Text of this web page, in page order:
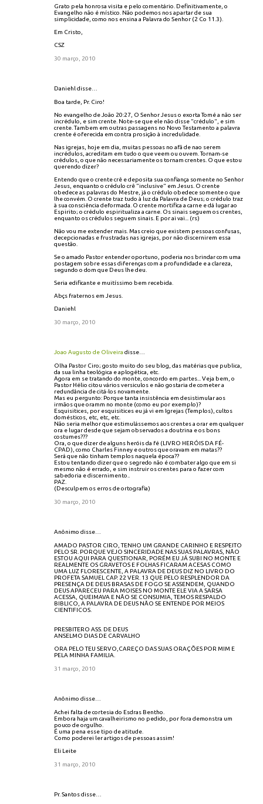
Grato pela honrosa visita e pelo comentário. Definitivamente, o
Evangelho não é místico. Não podemos nos apartar de sua
simplicidade, como nos ensina a Palavra do Senhor (2 Co 11.3).
Em Cristo,
CSZ
30 março, 2010
Daniehl disse…
Boa tarde, Pr. Ciro!
No evangelho de João 20:27, O Senhor Jesus o exorta Tomé a não ser
incrédulo, e sim crente. Note-se que ele não disse "crédulo", e sim
crente. Tambem em outras passagens no Novo Testamento a palavra
crente é oferecida em contra prosição à incredulidade.
Nas igrejas, hoje em dia, muitas pessoas no afã de nao serem
incrédulos, acreditam em tudo o que veem ou ouvem. Tornam-se
crédulos, o que não necessariamente os tornam crentes. O que estou
querendo dizer?
Entendo que o crente crê e deposita sua confiança somente no Senhor
Jesus, enquanto o crédulo crê "inclusive" em Jesus. O crente
obedece as palavras do Mestre, já o crédulo obedece somente o que
lhe convém. O crente traz tudo à luz da Palavra de Deus; o crédulo traz
à sua consciência deformada. O crente mortifica a carne e dá lugar ao
Espirito; o crédulo espiritualiza a carne. Os sinais seguem os crentes,
enquanto os crédulos seguem sinais. E por ai vai... (rs)
Não vou me extender mais. Mas creio que existem pessoas confusas,
decepcionadas e frustradas nas igrejas, por não discernirem essa
questão.
Se o amado Pastor entender oportuno, poderia nos brindar com uma
postagem sobre essas diferenças com a profundidade e a clareza,
segundo o dom que Deus lhe deu.
Seria edificante e muitíssimo bem recebida.
Abçs fraternos em Jesus.
Daniehl
30 março, 2010
Joao Augusto de Oliveira disse…
Olha Pastor Ciro; gosto muito do seu blog, das matérias que publica,
da sua linha teológica e aplogética, etc.
Agora em se tratando do monte, concordo em partes... Veja bem, o
Pastor Hélio citou vários versiculos e não gostaria de cometer a
redundância de citá-los novamente.
Mas eu pergunto: Porque tanta insistência em desistimular aos
irmãos que oramm no monte (como eu por exemplo)?
Esquisitices, por esquisitices eu já vi em Igrejas (Templos), cultos
domésticos, etc, etc, etc.
Não seria melhor que estimulássemos aos crentes a orar em qualquer
ora e lugar desde que sejam observados a doutrina e os bons
costumes???
Ora, o que dizer de alguns heróis da fé (LIVRO HERÓIS DA FÉ-
CPAD), como Charles Finney e outros que oravam em matas??
Será que não tinham templos naquela época??
Estou tentando dizer que o segredo não é combater algo que em si
mesmo não é errado, e sim instruir os crentes para o fazer com
sabedoria e discernimento..
PAZ.
(Desculpem os erros de ortografia)
30 março, 2010
Anônimo disse…
AMADO PASTOR CIRO, TENHO UM GRANDE CARINHO E RESPEITO
PELO SR. PORQUE VEJO SINCERIDADE NAS SUAS PALAVRAS, NÃO
ESTOU AQUI PARA QUESTIONAR, PORÉM EU JÁ SUBI NO MONTE E
REALMENTE OS GRAVETOS E FOLHAS FICARAM ACESAS COMO
UMA LUZ FLORESCENTE, A PALAVRA DE DEUS DIZ NO LIVRO DO
PROFETA SAMUEL CAP. 22 VER. 13 QUE PELO RESPLENDOR DA
PRESENÇA DE DEUS BRASAS DE FOGO SE ASSENDEM, QUANDO
DEUS APARECEU PARA MOISES NO MONTE ELE VIA A SARSA
ACESSA, QUEIMAVA E NÃO SE CONSUMIA, TEMOS RESPALDO
BIBLICO, A PALAVRA DE DEUS NÃO SE ENTENDE POR MEIOS
CIENTIFICOS.
PRESBITERO ASS. DE DEUS
ANSELMO DIAS DE CARVALHO
ORA PELO TEU SERVO,CAREÇO DAS SUAS ORAÇÕES POR MIM E
PELA MINHA FAMILIA.
31 março, 2010
Anônimo disse…
Achei falta de cortesia do Esdras Bentho.
Embora haja um cavalheirismo no pedido, por fora demonstra um
pouco de orgulho.
É uma pena esse tipo de atitude.
Como poderei ler artigos de pessoas assim!
Eli Leite
31 março, 2010
Pr. Santos disse…